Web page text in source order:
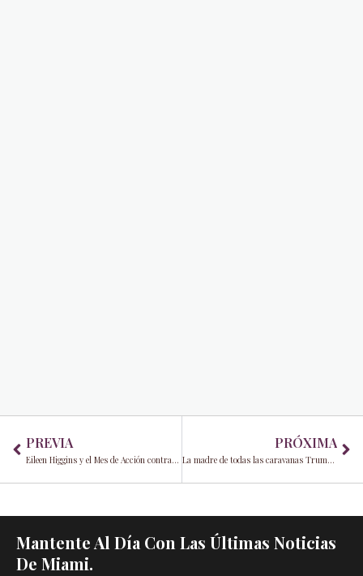
PREVIA
Eileen Higgins y el Mes de Acción contra el Hambre
PRÓXIMA
La madre de todas las caravanas Trump y su importancia
Mantente Al Día Con Las Últimas Noticias
De Miami.